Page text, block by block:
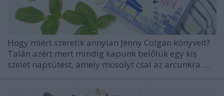
Hogy miért szeretik annyian Jenny Colgan könyveit?
Talán azért mert mindig kapunk belőlük egy kis
szelet napsütést, amely mosolyt csal az arcunkra. ...